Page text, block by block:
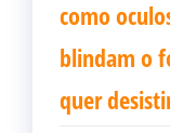
como
blindam o
quer